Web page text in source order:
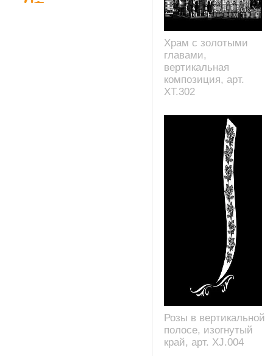
Храм с золотыми
главами,
вертикальная
композиция, арт.
XT.302
Розы в вертикальной
полосе, изогнутый
край, арт. XJ.004